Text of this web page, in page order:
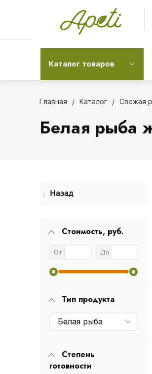
Каталог товаров
Главная Каталог Свежая
Белая рыба
Назад
Стоимость, руб.
От До
Тип продукта
Белая рыба
Степень
готовности